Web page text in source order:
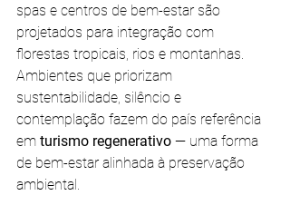
spas e centros de bem-estar são
projetados para integração com
florestas tropicais, rios e montanhas.
Ambientes que priorizam
sustentabilidade, silêncio e
contemplação fazem do país referência
em turismo regenerativo — uma forma
de bem-estar alinhada à preservação
ambiental.